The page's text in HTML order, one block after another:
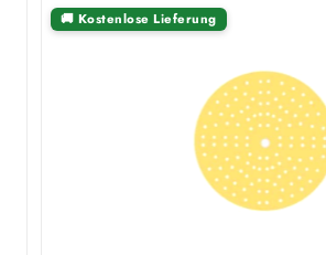
🚚 Kostenlose Lieferung